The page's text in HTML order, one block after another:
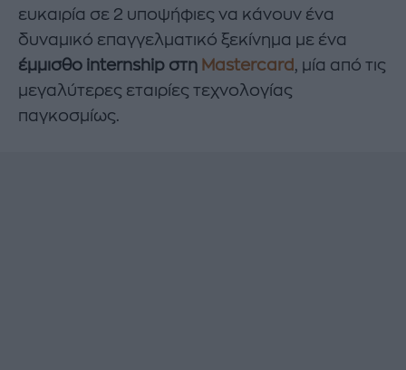
ευκαιρία σε 2 υποψήφιες να κάνουν ένα
δυναμικό επαγγελματικό ξεκίνημα με ένα
έμμισθο internship στη Mastercard
, μία από τις
μεγαλύτερες εταιρίες τεχνολογίας
παγκοσμίως.